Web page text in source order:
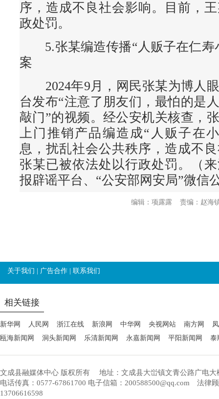
序，造成不良社会影响。目前，
政处罚。
5.张某编造传播“人贩子在仁
案
2024年9月，网民张某为博人
台发布“注意了朋友们，最怕的是
敲门”的视频。经公安机关核查，
上门推销产品编造成“人贩子在
息，扰乱社会公共秩序，造成不
张某已被依法处以行政处罚。（
报辟谣平台、“公安部网安局”微信
责编：赵海
编辑：项露露
关于我们 广告合作 联系我们
相关链接
新华网 人民网 浙江在线 新浪网 中华网 央视网站 南方网
瓯海新闻网
洞头新闻网 乐清新闻网 永嘉新闻网 平阳新闻网 泰
文成县融媒体中心 版权所有
地址：文成县大峃镇文青公路广电大
电话传真：0577-67861700 电子信箱：200588500@qq.com 法律
13706616598